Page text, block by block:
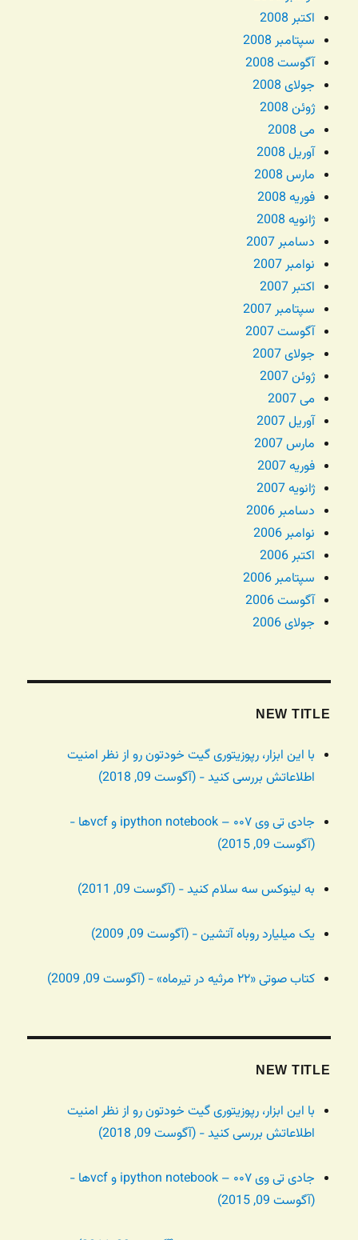
اکتبر 2008
سپتامبر 2008
آگوست 2008
جولای 2008
ژوئن 2008
می 2008
آوریل 2008
مارس 2008
فوریه 2008
ژانویه 2008
دسامبر 2007
نوامبر 2007
اکتبر 2007
سپتامبر 2007
آگوست 2007
جولای 2007
ژوئن 2007
می 2007
آوریل 2007
مارس 2007
فوریه 2007
ژانویه 2007
دسامبر 2006
نوامبر 2006
اکتبر 2006
سپتامبر 2006
آگوست 2006
جولای 2006
NEW TITLE
با این ابزار، رپوزیتوری گیت خودتون رو از نظر امنیت
اطلاعاتش بررسی کنید - (آگوست 09, 2018)
جادی تی وی ۰۰۷ – ipython notebook و vcfها -
(آگوست 09, 2015)
به لینوکس سه سلام کنید - (آگوست 09, 2011)
یک میلیارد روباه آتشین - (آگوست 09, 2009)
کتاب صوتی «۲۲ مرثیه در تیرماه» - (آگوست 09, 2009)
NEW TITLE
با این ابزار، رپوزیتوری گیت خودتون رو از نظر امنیت
اطلاعاتش بررسی کنید - (آگوست 09, 2018)
جادی تی وی ۰۰۷ – ipython notebook و vcfها -
(آگوست 09, 2015)